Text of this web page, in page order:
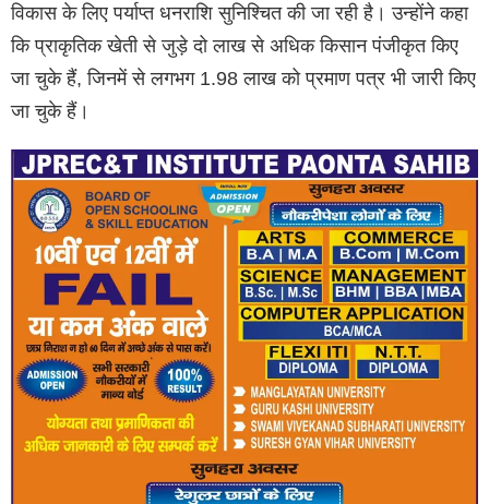
विकास के लिए पर्याप्त धनराशि सुनिश्चित की जा रही है। उन्होंने कहा
कि प्राकृतिक खेती से जुड़े दो लाख से अधिक किसान पंजीकृत किए
जा चुके हैं, जिनमें से लगभग 1.98 लाख को प्रमाण पत्र भी जारी किए
जा चुके हैं।